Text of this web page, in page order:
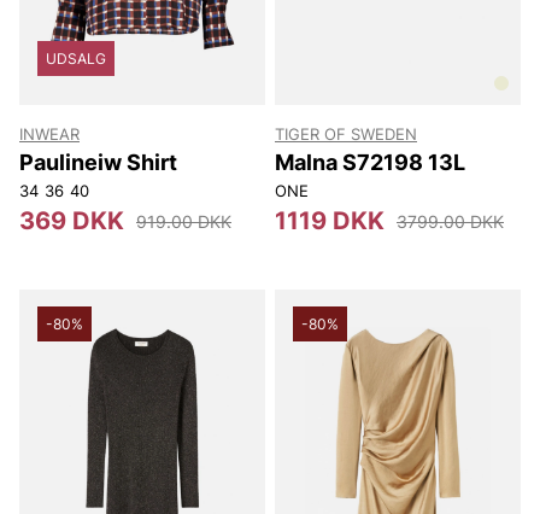
UDSALG
INWEAR
Paulineiw Shirt
34 36 40
369 DKK 919.00 DKK
TIGER OF SWEDEN
Malna S72198 13L
ONE
1119 DKK 3799.00 DKK
-80% -80%